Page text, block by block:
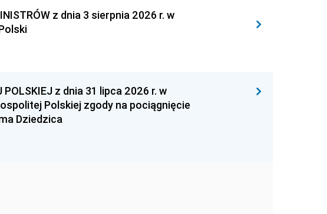
z dnia 3 sierpnia 2026 r. w
POLSKIEJ z dnia 31 lipca 2026 r. w
Polskiej zgody na pociągnięcie
Dziedzica